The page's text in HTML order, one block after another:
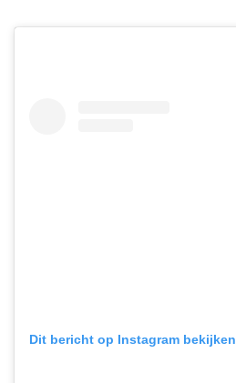
Dit bericht op Instagram bekijken